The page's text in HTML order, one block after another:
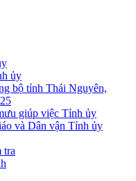
ủy
bộ tỉnh Thái Nguyên,
giúp việc Tỉnh ủy
và Dân vận Tỉnh ủy
tra